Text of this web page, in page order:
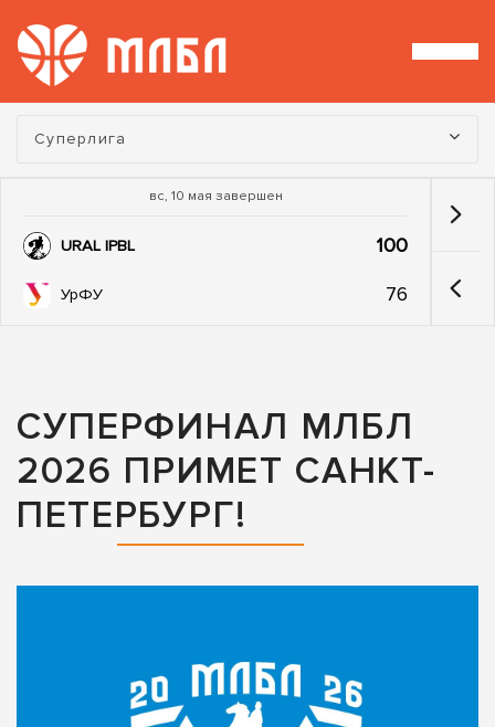
Турнир:
Суперлига
вс, 10 мая завершен
URAL IPBL 100
УрФУ 76
СУПЕРФИНАЛ МЛБЛ
2026 ПРИМЕТ САНКТ-
ПЕТЕРБУРГ!